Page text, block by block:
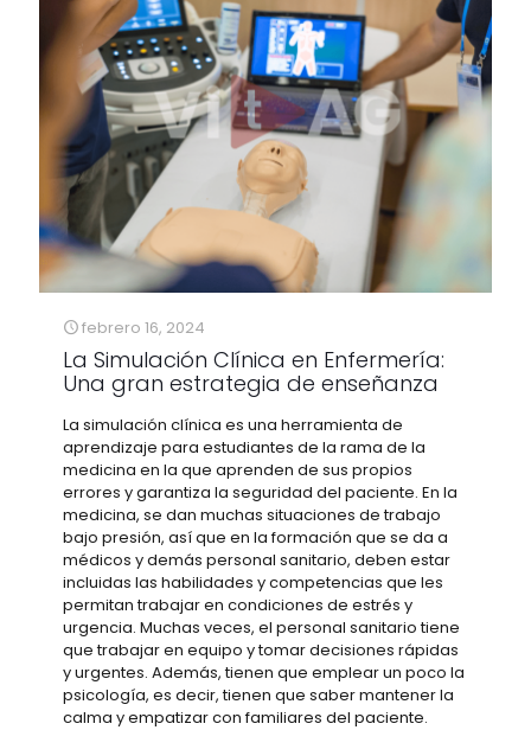
febrero 16, 2024
La Simulación Clínica en Enfermería:
Una gran estrategia de enseñanza
La simulación clínica es una herramienta de
aprendizaje para estudiantes de la rama de la
medicina en la que aprenden de sus propios
errores y garantiza la seguridad del paciente. En la
medicina, se dan muchas situaciones de trabajo
bajo presión, así que en la formación que se da a
médicos y demás personal sanitario, deben estar
incluidas las habilidades y competencias que les
permitan trabajar en condiciones de estrés y
urgencia. Muchas veces, el personal sanitario tiene
que trabajar en equipo y tomar decisiones rápidas
y urgentes. Además, tienen que emplear un poco la
psicología, es decir, tienen que saber mantener la
calma y empatizar con familiares del paciente.